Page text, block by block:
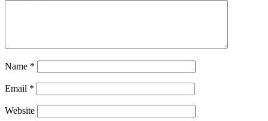
Name *
Email *
Website